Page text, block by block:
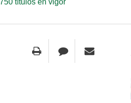
títulos en vigor